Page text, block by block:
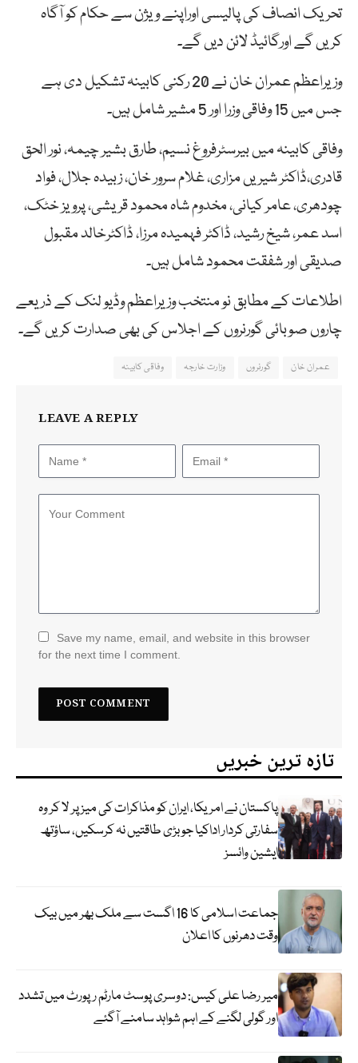
تحریک انصاف کی پالیسی اوراپنے ویژن سے حکام کو آگاہ
کریں گے اورگائیڈ لائن دیں گے۔
وزیراعظم عمران خان نے 20 رکنی کابینہ تشکیل دی ہے
جس میں 15 وفاقی وزرا اور 5 مشیر شامل ہیں۔
وفاقی کابینہ میں بیرسٹرفروغ نسیم، طارق بشیر چیمہ، نور الحق
قادری،ڈاکٹر شیریں مزاری، غلام سرور خان، زبیدہ جلال، فواد
چودھری، عامر کیانی، مخدوم شاہ محمود قریشی، پرویز خٹک،
اسد عمر، شیخ رشید، ڈاکٹر فہمیدہ مرزا، ڈاکٹرخالد مقبول
صدیقی اور شفقت محمود شامل ہیں۔
اطلاعات کے مطابق نو منتخب وزیراعظم وڈیو لنک کے ذریعے
چاروں صوبائی گورنروں کے اجلاس کی بھی صدارت کریں گے۔
عمران خان گورنروں وزارت خارجہ وفاقی کابینہ
LEAVE A REPLY
Save my name, email, and website in this browser
for the next time I comment.
تازہ ترین خبریں
پاکستان نے امریکا، ایران کو مذاکرات کی میز پر لا کر وہ
سفارتی کردار اداکیا جو بڑی طاقتیں نہ کرسکیں، ساؤتھ
ایشین وائسز
جماعت اسلامی کا 16 اگست سے ملک بھر میں بیک
وقت دھرنوں کا اعلان
میر رضا علی کیس: دوسری پوسٹ مارٹم رپورٹ میں تشدد
اور گولی لگنے کے اہم شواہد سامنے آگئے